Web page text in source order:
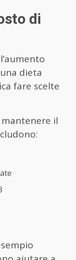
di
dieta
fare scelte
il